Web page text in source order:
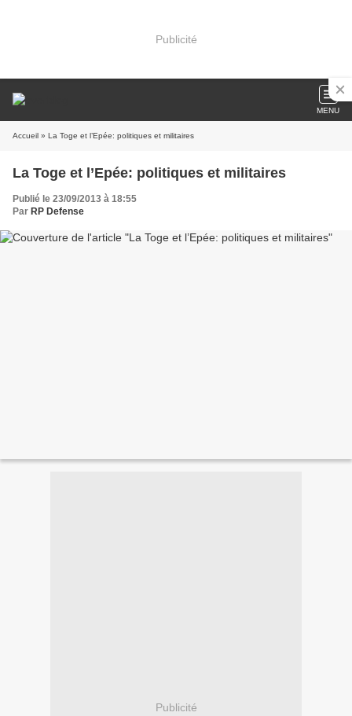
Publicité
MENU
Accueil » La Toge et l’Epée: politiques et militaires
La Toge et l’Epée: politiques et militaires
Publié le 23/09/2013 à 18:55
Par RP Defense
Publicité